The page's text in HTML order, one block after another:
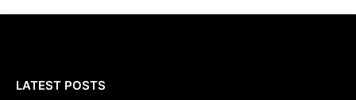
LATEST POSTS